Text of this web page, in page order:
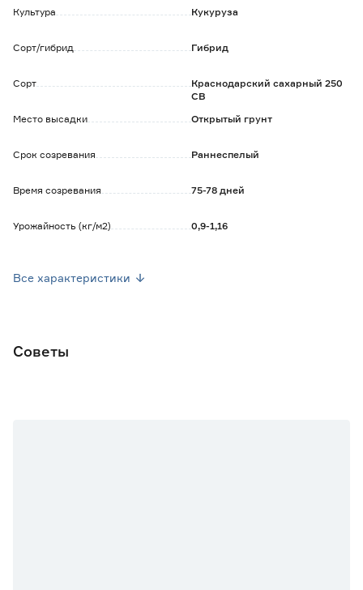
Культура Кукуруза
Сорт/гибрид Гибрид
Сорт
Краснодарский сахарный 250
СВ
Место высадки
Открытый грунт
Срок созревания Раннеспелый
Время созревания 75-78 дней
Урожайность (кг/м2) 0,9-1,16
Все характеристики
Советы